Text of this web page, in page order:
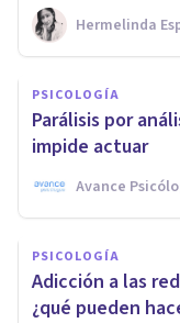
Hermelinda
PSICOLOGÍA
Parálisis por
impide actuar
Avance
PSICOLOGÍA
Adicción a las
¿qué pueden